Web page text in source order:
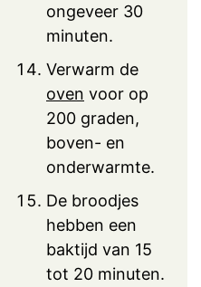
ongeveer 30
minuten.
Verwarm de
oven voor op
200 graden,
boven- en
onderwarmte.
De broodjes
hebben een
baktijd van 15
tot 20 minuten.